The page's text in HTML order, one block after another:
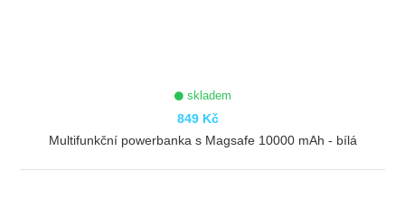
skladem
849 Kč
Multifunkční powerbanka s Magsafe 10000 mAh - bílá